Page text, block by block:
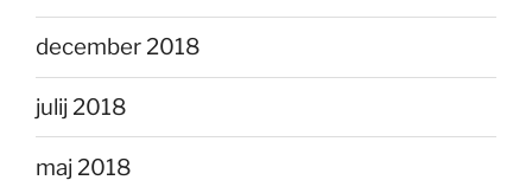
december 2018
julij 2018
maj 2018